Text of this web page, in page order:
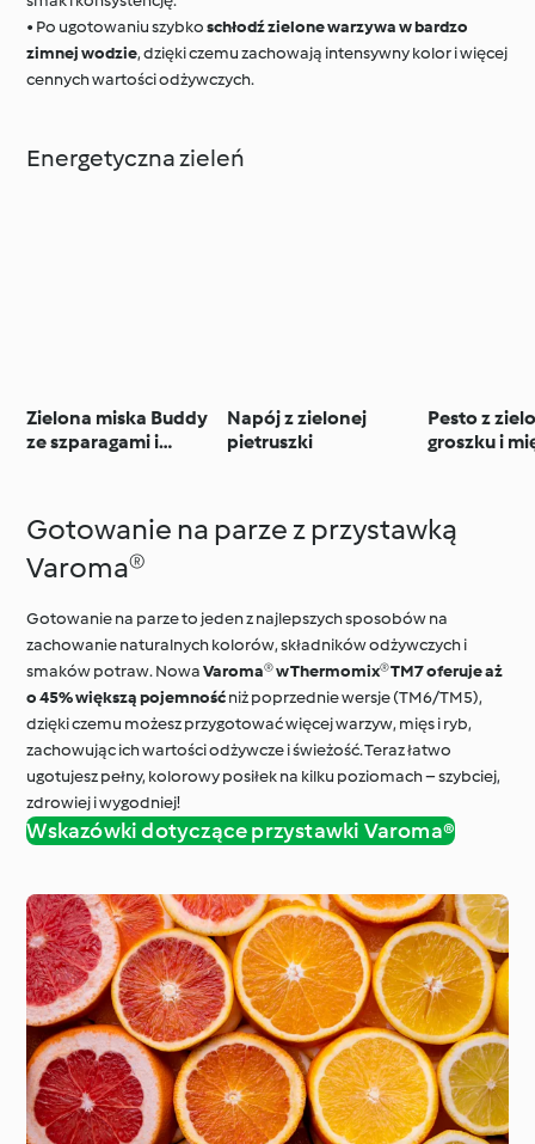
• Po ugotowaniu szybkoschłodź zielone warzywa w bardzo
zimnej wodzie, dzięki czemu zachowają intensywny kolor i więcej
cennych wartości odżywczych.
Energetyczna zieleń
Zielona miska Buddy
ze szparagami i
Napój z zielonej
pietruszki
Pesto z
groszku i
Gotowanie na parze z przystawką
Varoma®
Gotowanie na parze to jeden z najlepszych sposobów na
zachowanie naturalnych kolorów, składników odżywczych i
smaków potraw. NowaVaroma® w Thermomix® TM7 oferuje aż
o 45% większą pojemnośćniż poprzednie wersje (TM6/TM5),
dzięki czemu możesz przygotować więcej warzyw, mięs i ryb,
zachowując ich wartości odżywcze i świeżość. Teraz łatwo
ugotujesz pełny, kolorowy posiłek na kilku poziomach – szybciej,
zdrowiej i wygodniej!
Wskazówki dotyczące przystawki Varoma®